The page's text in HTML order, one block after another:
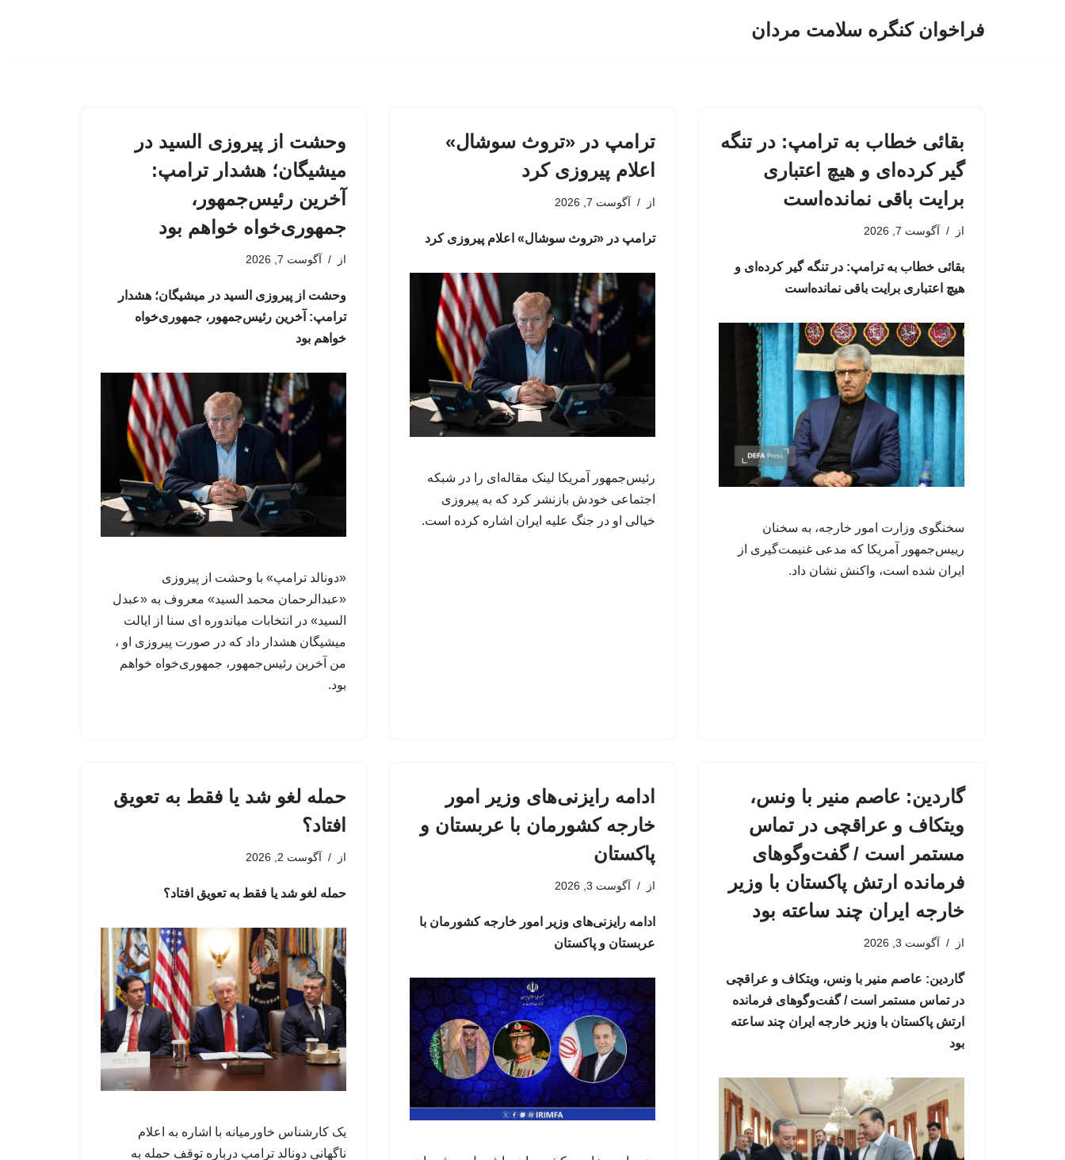
فراخوان کنگره سلامت مردان
بقائی خطاب به ترامپ: در تنگه
گیر کرده‌ای و هیچ اعتباری
برایت باقی نمانده‌است
از آگوست 7, 2026
بقائی خطاب به ترامپ: در تنگه گیر کرده‌ای و
هیچ اعتباری برایت باقی نمانده‌است
سخنگوی وزارت امور خارجه، به سخنان
رییس‌جمهور آمریکا که مدعی غنیمت‌گیری از
ایران شده است، واکنش نشان داد.
ترامپ در «تروث سوشال»
اعلام پیروزی کرد
از آگوست 7, 2026
ترامپ در «تروث سوشال» اعلام پیروزی کرد
رئیس‌جمهور آمریکا لینک مقاله‌ای را در شبکه
اجتماعی خودش بازنشر کرد که به پیروزی
خیالی او در جنگ علیه ایران اشاره کرده است.
وحشت از پیروزی السید در
میشیگان؛ هشدار ترامپ:
آخرین رئیس‌جمهور،
جمهوری‌خواه خواهم بود
از آگوست 7, 2026
وحشت از پیروزی السید در میشیگان؛ هشدار
ترامپ: آخرین رئیس‌جمهور، جمهوری‌خواه
خواهم بود
«دونالد ترامپ» با وحشت از پیروزی
«عبدالرحمان محمد السید» معروف به «عبدل
السید» در انتخابات میاندوره ای سنا از ایالت
میشیگان هشدار داد که در صورت پیروزی او ،
من آخرین رئیس‌جمهور، جمهوری‌‍‌خواه خواهم
بود.
گاردین: عاصم منیر با ونس،
ویتکاف و عراقچی در تماس
مستمر است / گفت‌وگوهای
فرمانده ارتش پاکستان با وزیر
خارجه ایران چند ساعته بود
از آگوست 3, 2026
گاردین: عاصم منیر با ونس، ویتکاف و عراقچی
در تماس مستمر است / گفت‌وگوهای فرمانده
ارتش پاکستان با وزیر خارجه ایران چند ساعته
بود
ادامه رایزنی‌های وزیر امور
خارجه کشورمان با عربستان و
پاکستان
از آگوست 3, 2026
ادامه رایزنی‌های وزیر امور خارجه کشورمان با
عربستان و پاکستان
حمله لغو شد یا فقط به تعویق
افتاد؟
از آگوست 2, 2026
حمله لغو شد یا فقط به تعویق افتاد؟
یک کارشناس خاورمیانه با اشاره به اعلام
ناگهانی دونالد ترامپ درباره توقف حمله به